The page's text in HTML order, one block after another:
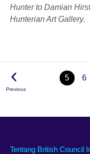
Hunter to Damian
Hunterian Art Gallery.
Previous
5 6
Tentang British Council